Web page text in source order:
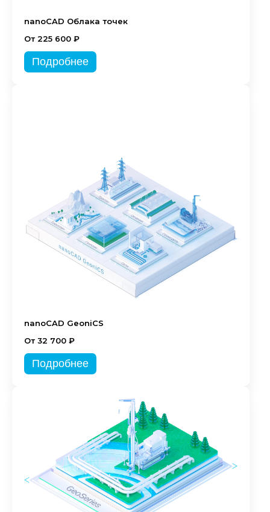
nanoCAD Облака точек
От 225 600 ₽
Подробнее
nanoCAD GeoniCS
От 32 700 ₽
Подробнее